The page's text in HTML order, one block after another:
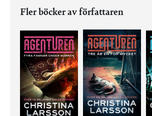
Fler böcker av författaren